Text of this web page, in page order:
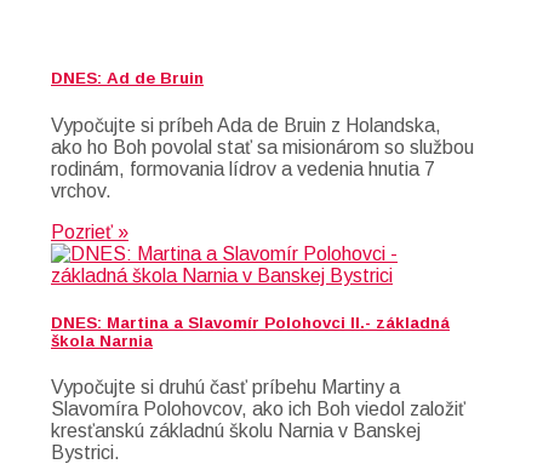
DNES: Ad de Bruin
Vypočujte si príbeh Ada de Bruin z Holandska,
ako ho Boh povolal stať sa misionárom so službou
rodinám, formovania lídrov a vedenia hnutia 7
vrchov.
Pozrieť »
DNES: Martina a Slavomír Polohovci II.- základná
škola Narnia
Vypočujte si druhú časť príbehu Martiny a
Slavomíra Polohovcov, ako ich Boh viedol založiť
kresťanskú základnú školu Narnia v Banskej
Bystrici.